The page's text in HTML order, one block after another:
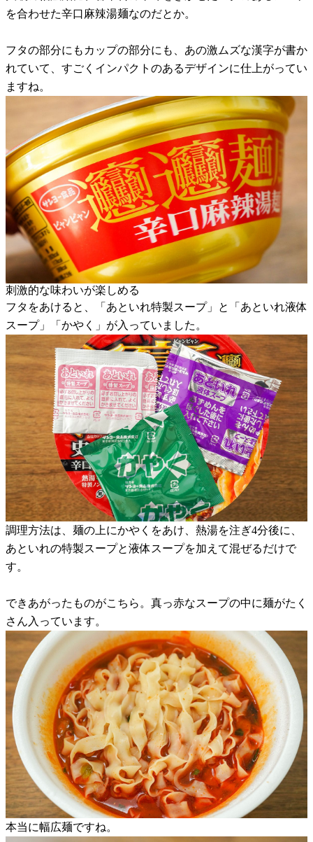
を合わせた辛口麻辣湯麺なのだとか。
フタの部分にもカップの部分にも、あの激ムズな漢字が書か
れていて、すごくインパクトのあるデザインに仕上がってい
ますね。
刺激的な味わいが楽しめる
フタをあけると、「あといれ特製スープ」と「あといれ液体
スープ」「かやく」が入っていました。
調理方法は、麺の上にかやくをあけ、熱湯を注ぎ4分後に、
あといれの特製スープと液体スープを加えて混ぜるだけで
す。
できあがったものがこちら。真っ赤なスープの中に麺がたく
さん入っています。
本当に幅広麺ですね。